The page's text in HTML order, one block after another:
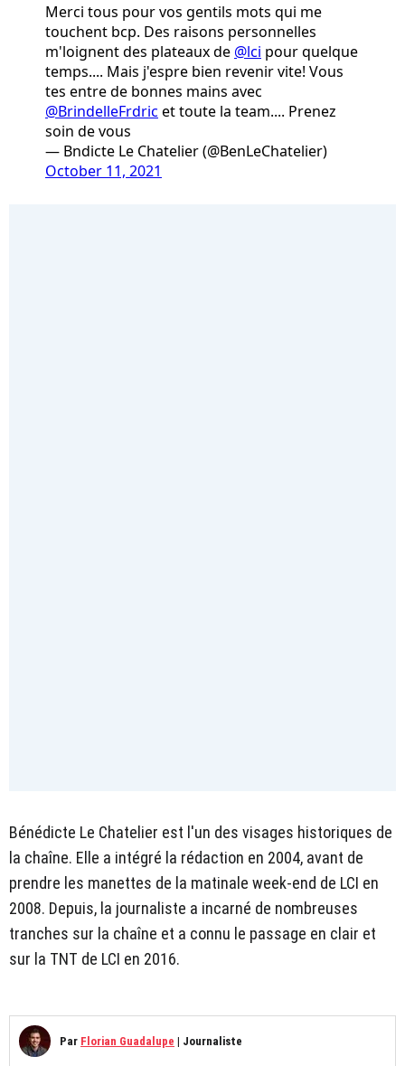
Merci tous pour vos gentils mots qui me
touchent bcp. Des raisons personnelles
m'loignent des plateaux de @lci pour quelque
temps.... Mais j'espre bien revenir vite! Vous
tes entre de bonnes mains avec
@BrindelleFrdric et toute la team.... Prenez
soin de vous
— Bndicte Le Chatelier (@BenLeChatelier)
October 11, 2021
Bénédicte Le Chatelier est l'un des visages historiques de
la chaîne. Elle a intégré la rédaction en 2004, avant de
prendre les manettes de la matinale week-end de LCI en
2008. Depuis, la journaliste a incarné de nombreuses
tranches sur la chaîne et a connu le passage en clair et
sur la TNT de LCI en 2016.
Par Florian Guadalupe | Journaliste